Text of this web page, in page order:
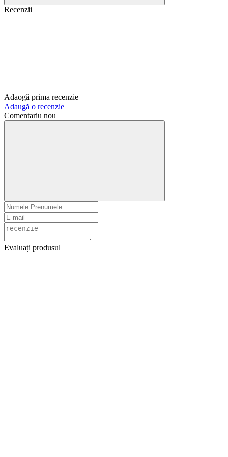
Recenzii
Adaogă prima recenzie
Adaugă o recenzie
Comentariu nou
Evaluați produsul